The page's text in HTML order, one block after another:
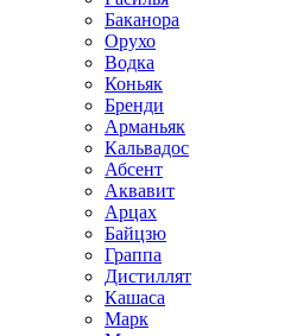
Баканора
Орухо
Водка
Коньяк
Бренди
Арманьяк
Кальвадос
Абсент
Аквавит
Арцах
Байцзю
Граппа
Дистиллят
Кашаса
Марк